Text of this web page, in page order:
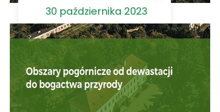
30 października 2023